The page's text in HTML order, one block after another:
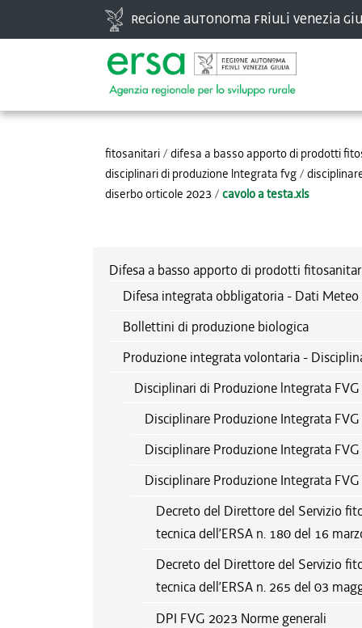
sulla
Regione autonoma Friuli Venezia
Strumenti
fitosanitari / difesa a basso apporto di prodotti
disciplinari di produzione lntegrata fvg /
diserbo orticole 2023 / cavolo a testa.xls
Difesa a basso apporto di prodotti
Difesa integrata obbligatoria - Dati
Bollettini di produzione biologica
Produzione integrata volontaria -
Disciplinari di Produzione lntegrata FVG
Disciplinare Produzione Integrata
Disciplinare Produzione Integrata
Disciplinare Produzione Integrata
Decreto del Direttore del Servizio
tecnica dell’ERSA n. 180 del 16
Decreto del Direttore del Servizio
tecnica dell’ERSA n. 265 del 03
DPI FVG 2023 Norme generali